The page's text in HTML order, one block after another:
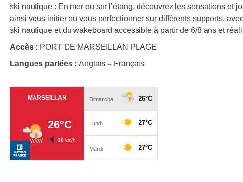
ski nautique : En mer ou sur l’étang, découvrez les sensations et
ainsi vous initier ou vous perfectionner sur différents supports,
ski nautique et du wakeboard accessible à partir de 6/8 ans et
Accès : PORT DE MARSEILLAN PLAGE
Langues parlées : Anglais – Français